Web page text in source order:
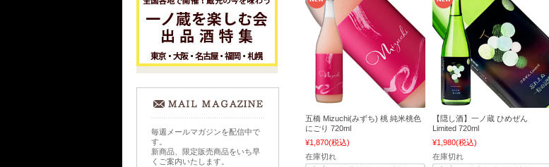
五橋 Mizuchi(みずち) 桃 純米桃色
にごり 720ml
¥1,870(税込)
在庫切れ
【隠し酒】一ノ蔵 ひめぜん
Limited 720ml
¥1,980(税込)
在庫切れ
毎週メールマガジンを配信中で
す。
新商品、限定販売商品をいち早
くご案内いたします。